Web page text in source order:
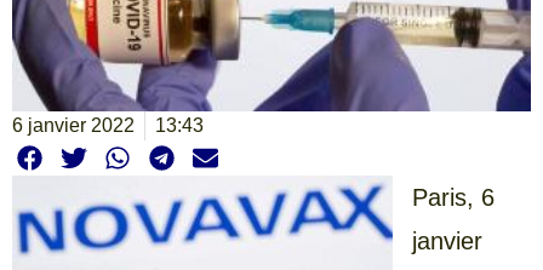
6 janvier 2022 13:43
Paris, 6
janvier